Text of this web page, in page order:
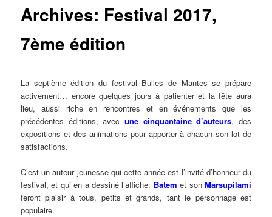
Archives: Festival 2017,
7ème édition
La septième édition du festival Bulles de Mantes se prépare
activement… encore quelques jours à patienter et la fête aura
lieu, aussi riche en rencontres et en événements que les
précédentes éditions, avec une cinquantaine d’auteurs, des
expositions et des animations pour apporter à chacun son lot de
satisfactions.
C’est un auteur jeunesse qui cette année est l’invité d’honneur du
festival, et qui en a dessiné l’affiche: Batem et son Marsupilami
feront plaisir à tous, petits et grands, tant le personnage est
populaire.